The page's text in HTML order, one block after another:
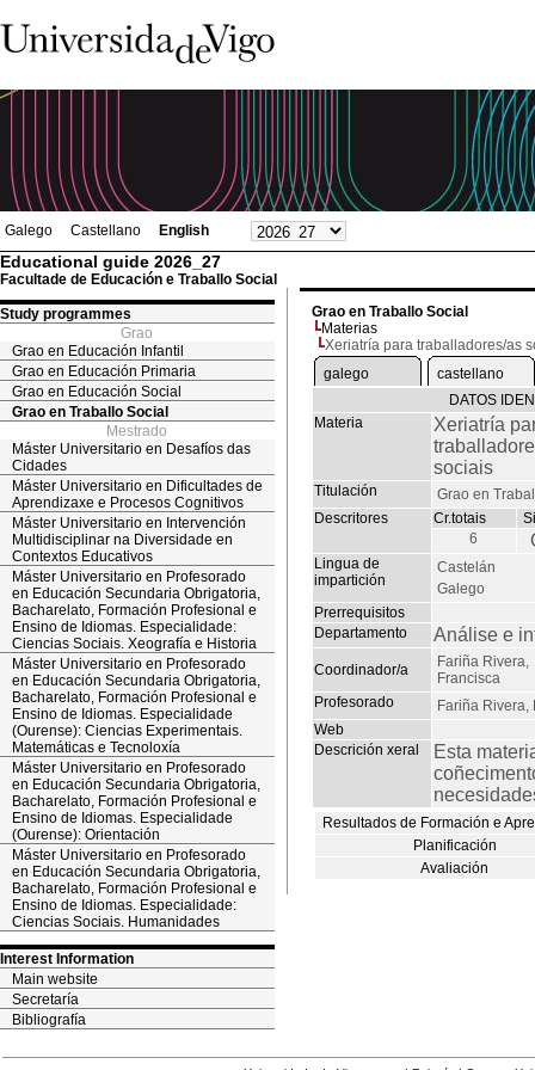
Galego Castellano English
Educational guide 2026_27
Facultade de Educación e Traballo Social
Study programmes
Grao
Grao en Educación Infantil
Grao en Educación Primaria
Grao en Educación Social
Grao en Traballo Social
Mestrado
Máster Universitario en Desafíos das
Cidades
Máster Universitario en Dificultades de
Aprendizaxe e Procesos Cognitivos
Máster Universitario en Intervención
Multidisciplinar na Diversidade en
Contextos Educativos
Máster Universitario en Profesorado
en Educación Secundaria Obrigatoria,
Bacharelato, Formación Profesional e
Ensino de Idiomas. Especialidade:
Ciencias Sociais. Xeografía e Historia
Máster Universitario en Profesorado
en Educación Secundaria Obrigatoria,
Bacharelato, Formación Profesional e
Ensino de Idiomas. Especialidade
(Ourense): Ciencias Experimentais.
Matemáticas e Tecnoloxía
Máster Universitario en Profesorado
en Educación Secundaria Obrigatoria,
Bacharelato, Formación Profesional e
Ensino de Idiomas. Especialidade
(Ourense): Orientación
Máster Universitario en Profesorado
en Educación Secundaria Obrigatoria,
Bacharelato, Formación Profesional e
Ensino de Idiomas. Especialidade:
Ciencias Sociais. Humanidades
Interest Information
Main website
Secretaría
Bibliografía
Grao en Traballo Social
Materias
Xeriatría para traballadores/as
galego
castellano
DATOS
Materia
Xeriatría
sociais
Titulación
Grao en
Descritores
Cr.totais
6
Lingua de
impartición
Castelán
Galego
Prerrequisitos
Departamento
Análise e
Coordinador/a
Fariña Rivera,
Francisca
Profesorado
Fariña Rivera,
Web
Descrición xeral
Esta
Resultados de Formación e
Planificación
Avaliación